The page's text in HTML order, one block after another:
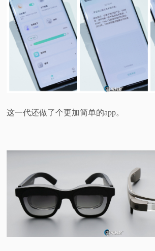
这一代还做了个更加简单的app。